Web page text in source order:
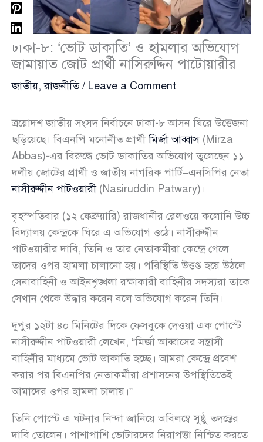
ঢাকা-৮: ‘ভোট ডাকাতি’ ও হামলার অভিযোগ
জামায়াত জোট প্রার্থী নাসিরুদ্দিন পাটোয়ারীর
জাতীয়,রাজনীতি/ Leave a Comment
ত্রয়োদশ জাতীয় সংসদ নির্বাচনে ঢাকা-৮ আসন ঘিরে উত্তেজনা
ছড়িয়েছে। বিএনপি মনোনীত প্রার্থীমির্জা আব্বাস(Mirza
Abbas)-এর বিরুদ্ধে ভোট ডাকাতির অভিযোগ তুলেছেন ১১
দলীয় জোটের প্রার্থী ও জাতীয় নাগরিক পার্টি–এনসিপির নেতা
নাসীরুদ্দীন পাটওয়ারী(Nasiruddin Patwary)।
বৃহস্পতিবার (১২ ফেব্রুয়ারি) রাজধানীর রেলওয়ে কলোনি উচ্চ
বিদ্যালয় কেন্দ্রকে ঘিরে এ অভিযোগ ওঠে। নাসীরুদ্দীন
পাটওয়ারীর দাবি, তিনি ও তার নেতাকর্মীরা কেন্দ্রে গেলে
তাদের ওপর হামলা চালানো হয়। পরিস্থিতি উত্তপ্ত হয়ে উঠলে
সেনাবাহিনী ও আইনশৃঙ্খলা রক্ষাকারী বাহিনীর সদস্যরা তাকে
সেখান থেকে উদ্ধার করেন বলে অভিযোগ করেন তিনি।
দুপুর ১২টা ৪০ মিনিটের দিকে ফেসবুকে দেওয়া এক পোস্টে
নাসীরুদ্দীন পাটওয়ারী লেখেন, “মির্জা আব্বাসের সন্ত্রাসী
বাহিনীর মাধ্যমে ভোট ডাকাতি হচ্ছে। আমরা কেন্দ্রে প্রবেশ
করার পর বিএনপির নেতাকর্মীরা প্রশাসনের উপস্থিতিতেই
আমাদের ওপর হামলা চালায়।”
তিনি পোস্টে এ ঘটনার নিন্দা জানিয়ে অবিলম্বে সুষ্ঠু তদন্তের
দাবি তোলেন। পাশাপাশি ভোটারদের নিরাপত্তা নিশ্চিত করতে